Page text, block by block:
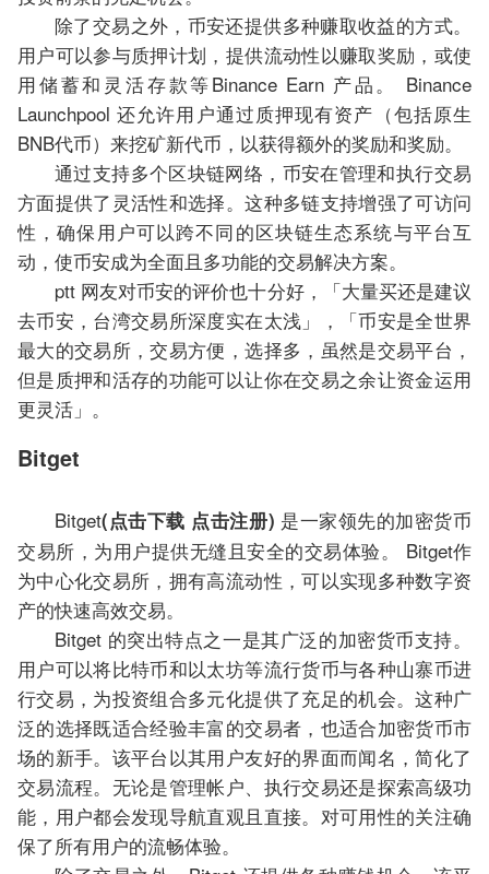
除了交易之外，币安还提供多种赚取收益的方式。
用户可以参与质押计划，提供流动性以赚取奖励，或使
用储蓄和灵活存款等Binance Earn 产品。 Binance
Launchpool 还允许用户通过质押现有资产（包括原生
BNB代币）来挖矿新代币，以获得额外的奖励和奖励。
通过支持多个区块链网络，币安在管理和执行交易
方面提供了灵活性和选择。这种多链支持增强了可访问
性，确保用户可以跨不同的区块链生态系统与平台互
动，使币安成为全面且多功能的交易解决方案。
ptt 网友对币安的评价也十分好，「大量买还是建议
去币安，台湾交易所深度实在太浅」，「币安是全世界
最大的交易所，交易方便，选择多，虽然是交易平台，
但是质押和活存的功能可以让你在交易之余让资金运用
更灵活」。
Bitget
Bitget(点击下载 点击注册) 是一家领先的加密货币
交易所，为用户提供无缝且安全的交易体验。 Bitget作
为中心化交易所，拥有高流动性，可以实现多种数字资
产的快速高效交易。
Bitget 的突出特点之一是其广泛的加密货币支持。
用户可以将比特币和以太坊等流行货币与各种山寨币进
行交易，为投资组合多元化提供了充足的机会。这种广
泛的选择既适合经验丰富的交易者，也适合加密货币市
场的新手。该平台以其用户友好的界面而闻名，简化了
交易流程。无论是管理帐户、执行交易还是探索高级功
能，用户都会发现导航直观且直接。对可用性的关注确
保了所有用户的流畅体验。